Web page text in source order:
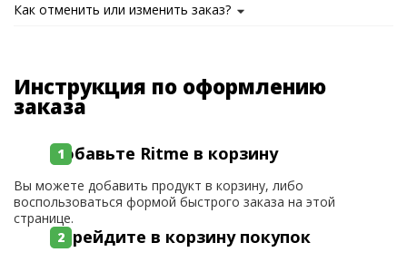
Как отменить или изменить заказ?
Инструкция по оформлению
заказа
Добавьте Ritme в корзину
Вы можете добавить продукт в корзину, либо
воспользоваться формой быстрого заказа на этой
странице.
Перейдите в корзину покупок